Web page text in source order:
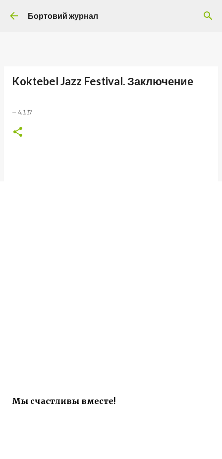
Перейти до основного вмісту
Бортовий журнал
Koktebel Jazz Festival. Заключение
– 4.1.17
Мы счастливы вместе!